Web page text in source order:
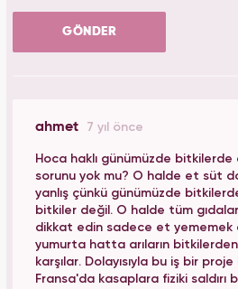
GÖNDER
ahmet 7 yıl önce
Hoca haklı günümüzde bitkilerde
sorunu yok mu? O halde et süt
yanlış çünkü günümüzde
bitkiler değil. O halde tüm
dikkat edin sadece et yememek
yumurta hatta arıların
karşılar. Dolayısıyla bu iş bir proje
Fransa'da kasaplara fiziki saldırı